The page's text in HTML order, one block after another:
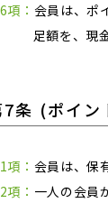
項： 会員は、ポ
足額を、現
7条 (ポイン
項： 会員は、保
項： 一人の会員